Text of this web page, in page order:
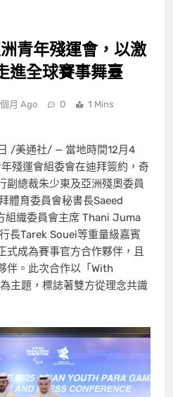
青年殘運會，以激
進全球賽事舞臺
月 Ago 0 1 Mins
/美通社/ — 當地時間12月4
殘運會組委會在迪拜簽約，奇
副總裁朱少東及亞洲殘奧委員
體育委員會秘書長Saeed
組織委員會主席 Thani Juma
長Tarek Souei等重量級嘉賓
式成為賽事官方合作夥伴，且
伴。此次合作以「With
主題，標誌著雙方從理念共識